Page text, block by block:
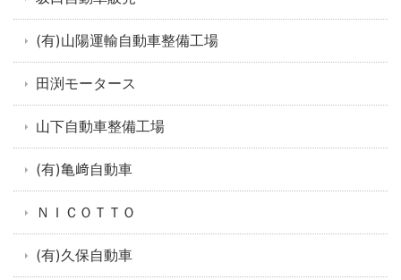
(有)山陽運輸自動車整備工場
田渕モータース
山下自動車整備工場
(有)亀﨑自動車
ＮＩＣＯＴＴＯ
(有)久保自動車